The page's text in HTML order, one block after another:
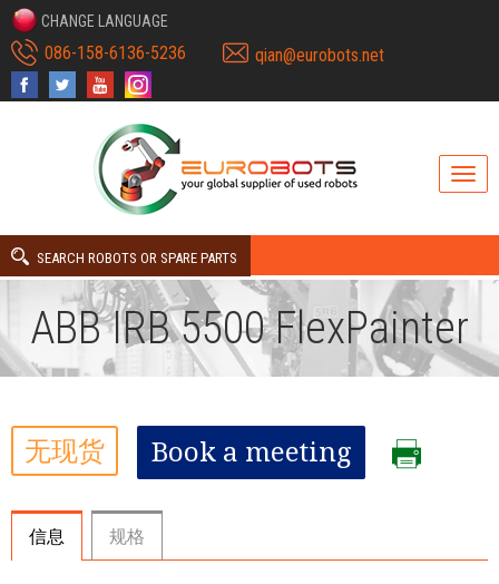
CHANGE LANGUAGE
086-158-6136-5236 qian@eurobots.net
SEARCH ROBOTS OR SPARE PARTS
ABB IRB 5500 FlexPainter
无现货 Book a meeting
信息 规格